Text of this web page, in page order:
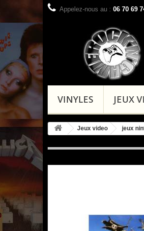
Appelez-nous au : 06 70 69
VINYLES JEUX
Jeux video jeux